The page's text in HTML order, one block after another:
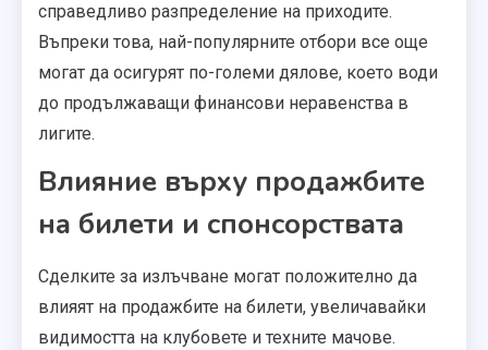
справедливо разпределение на приходите.
Въпреки това, най-популярните отбори все още
могат да осигурят по-големи дялове, което води
до продължаващи финансови неравенства в
лигите.
Влияние върху продажбите
на билети и спонсорствата
Сделките за излъчване могат положително да
влияят на продажбите на билети, увеличавайки
видимостта на клубовете и техните мачове.